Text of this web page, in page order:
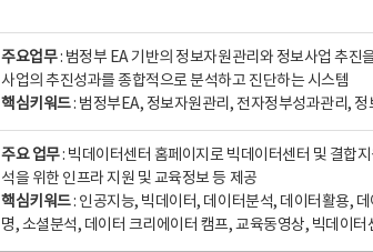
주요업무: 범정부 EA 기반의 정보자원관리와 정보사업 추진
사업의 추진성과를 종합적으로 분석하고 진단하는 시스템
핵심키워드: 범정부EA, 정보자원관리, 전자정부성과관리, 정
주요 업무: 빅데이터센터 홈페이지로 빅데이터센터 및 결합
석을 위한 인프라 지원 및 교육정보 등 제공
핵심키워드: 인공지능, 빅데이터, 데이터분석, 데이터활용,
명, 소셜분석, 데이터 크리에이터 캠프, 교육동영상, 빅데이터